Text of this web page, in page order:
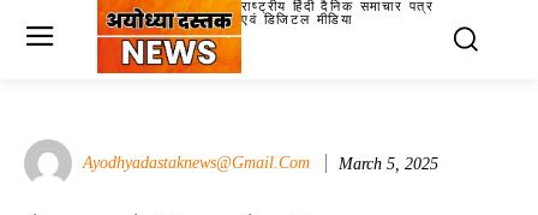
राष्ट्रीय हिंदी दैनिक समाचार पत्र
एवं डिजिटल मीडिया
Ayodhyadastaknews@gmail.com March 5, 2025